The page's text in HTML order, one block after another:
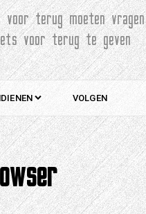
voor terug moeten vragen
voor terug te geven
VOLGEN